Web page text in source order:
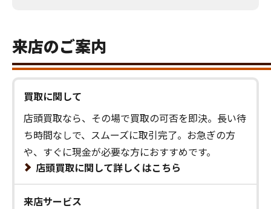
来店のご案内
買取に関して
店頭買取なら、その場で買取の可否を即決。長い待
ち時間なしで、スムーズに取引完了。お急ぎの方
や、すぐに現金が必要な方におすすめです。
店頭買取に関して詳しくはこちら
来店サービス